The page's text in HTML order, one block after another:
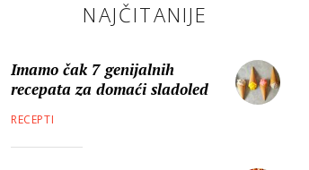
NAJČITANIJE
Imamo čak 7 genijalnih
recepata za domaći sladoled
RECEPTI